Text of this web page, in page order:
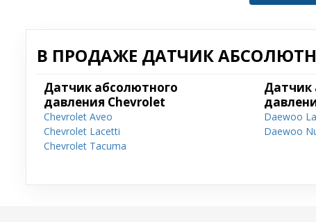
В ПРОДАЖЕ ДАТЧИК
Датчик абсолютного
давления Chevrolet
Chevrolet Aveo
Chevrolet Lacetti
Chevrolet Tacuma
Датчик
Daewoo
Daewoo